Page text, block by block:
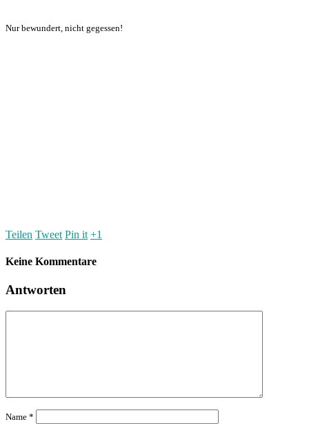
Nur bewundert, nicht gegessen!
Teilen Tweet Pin it +1
Keine Kommentare
Antworten
Name *